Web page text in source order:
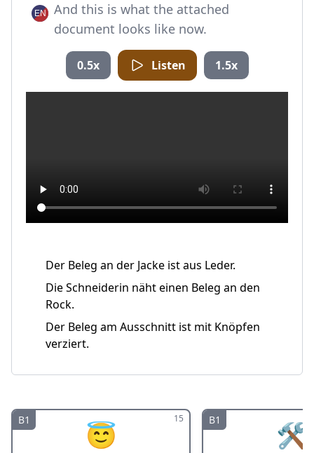
And this is what the attached
document looks like now.
0.5x Listen 1.5x
Der Beleg an der Jacke ist aus Leder.
Die Schneiderin näht einen Beleg an den
Rock.
Der Beleg am Ausschnitt ist mit Knöpfen
verziert.
B1 15
😇 B1 🛠️